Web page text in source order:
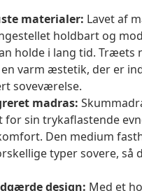
materialer: Lavet af
holdbart og
holde i lang tid. Træets
varm æstetik, der er
soveværelse.
madras:
for sin trykaflastende
Den medium
typer sovere, så
design: Med et